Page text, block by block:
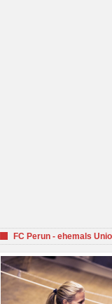
FC Perun - ehemals